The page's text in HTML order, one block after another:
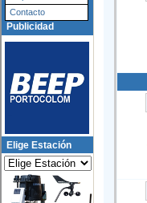
Contacto
Publicidad
Elige Estación